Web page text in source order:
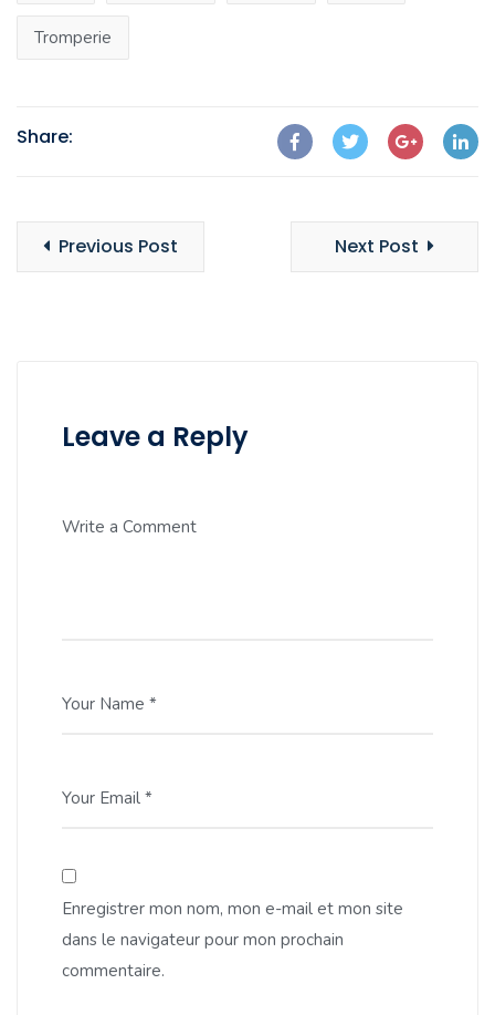
Tromperie
Share:
Previous Post Next Post
Leave a Reply
Write a Comment
Your Name *
Your Email *
Enregistrer mon nom, mon e-mail et mon site
dans le navigateur pour mon prochain
commentaire.